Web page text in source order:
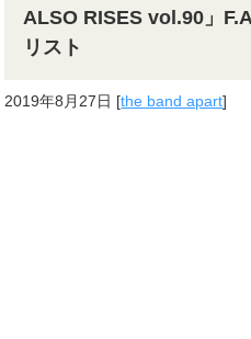
ALSO RISES vol.90」
リスト
2019年8月27日 [the band apart]